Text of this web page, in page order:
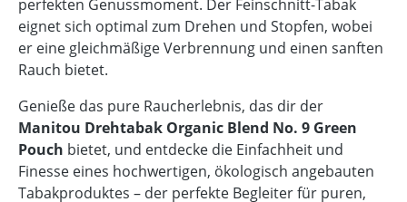
perfekten Genussmoment. Der Feinschnitt-Tabak
eignet sich optimal zum Drehen und Stopfen, wobei
er eine gleichmäßige Verbrennung und einen sanften
Rauch bietet.
Genieße das pure Raucherlebnis, das dir der
Manitou Drehtabak Organic Blend No. 9 Green
Pouch bietet, und entdecke die Einfachheit und
Finesse eines hochwertigen, ökologisch angebauten
Tabakproduktes – der perfekte Begleiter für puren,